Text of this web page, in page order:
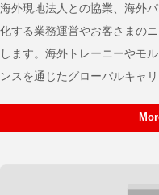
海外現地法人との協業、海外
化する業務運営やお客さまの
します。海外トレーニーやモ
ンスを通じたグローバルキャ